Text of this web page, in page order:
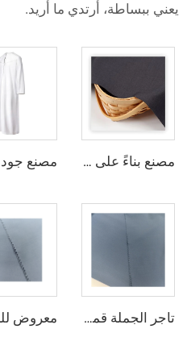
يعني ببساطة، أرتدي ما أريد.
مصنع بناءً على الطلب، قماش TR خفيف الوزن يشعر بالراحة في الشرق الأوسط بألوان مختلفة، قماش تويل ملون القمصان والروب
تاجر الجملة قماش ثوب عربي رخيص الميكرو فايبر للرجال، قماش بوليستر مشغول، تويبو قماش قميص ثوب عربي